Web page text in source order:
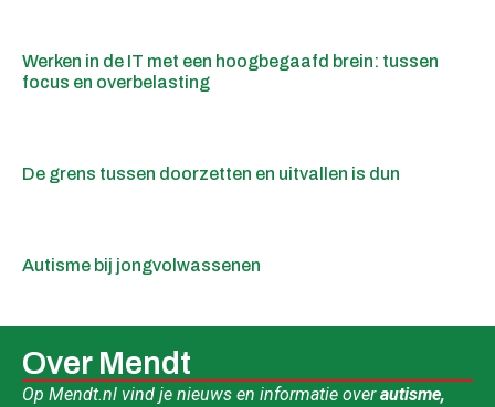
Werken in de IT met een hoogbegaafd brein: tussen
focus en overbelasting
De grens tussen doorzetten en uitvallen is dun
Autisme bij jongvolwassenen
Over Mendt
Op Mendt.nl vind je nieuws en informatie overautisme,